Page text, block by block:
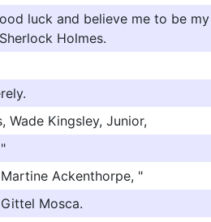
luck and believe me to be
Holmes.
Wade Kingsley, Junior,
Ackenthorpe, "
Mosca.